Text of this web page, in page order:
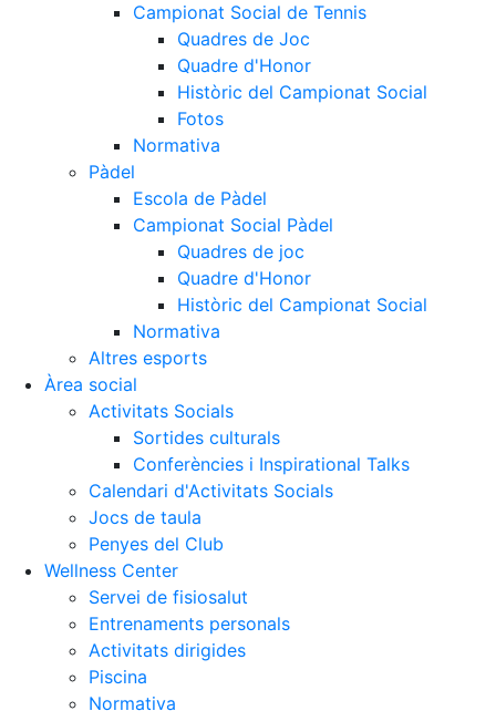
Campionat Social de Tennis
Quadres de Joc
Quadre d'Honor
Històric del Campionat Social
Fotos
Normativa
Pàdel
Escola de Pàdel
Campionat Social Pàdel
Quadres de joc
Quadre d'Honor
Històric del Campionat Social
Normativa
Altres esports
Àrea social
Activitats Socials
Sortides culturals
Conferències i Inspirational Talks
Calendari d'Activitats Socials
Jocs de taula
Penyes del Club
Wellness Center
Servei de fisiosalut
Entrenaments personals
Activitats dirigides
Piscina
Normativa